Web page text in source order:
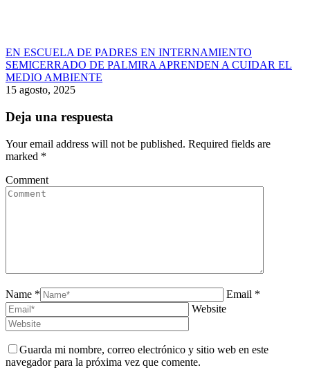
EN ESCUELA DE PADRES EN INTERNAMIENTO
SEMICERRADO DE PALMIRA APRENDEN A CUIDAR EL
MEDIO AMBIENTE
15 agosto, 2025
Deja una respuesta
Your email address will not be published. Required fields are
marked *
Comment
Name *
Email *
Website
Guarda mi nombre, correo electrónico y sitio web en este
navegador para la próxima vez que comente.